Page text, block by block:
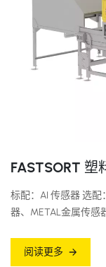
FASTSORT 塑
标配：AI 传感器 选配
器、METAL金属传感
阅读更多